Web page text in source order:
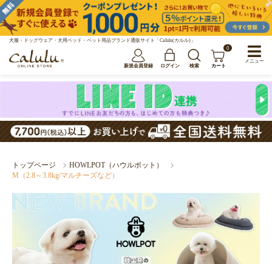
犬服・ドッグウェア・犬用ベッド・ペット用品ブランド通販サイト「Calulu(カルル)」
新規会員登録 ログイン 検索
0
カート
トップページ
HOWLPOT（ハウルポット）
M（2.8～3.8kg/マルチーズなど）
メニュー